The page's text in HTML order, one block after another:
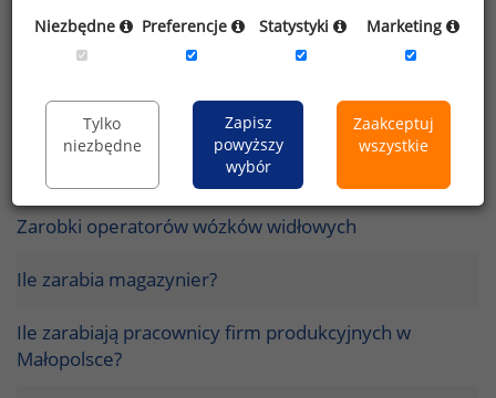
Najnowsze dane o zarobkach pracowników
produkcyjnych
stanowisk produkcyjnych 2011
Zarobki pracowników produkcyjnych
Zarobki operatorów wózków widłowych
Ile zarabia magazynier?
Ile zarabiają pracownicy firm produkcyjnych w
Małopolsce?
Niezbędne Preferencje Statystyki Marketing
Tylko
niezbędne
Zapisz
powyższy
wybór
Zaakceptuj
wszystkie